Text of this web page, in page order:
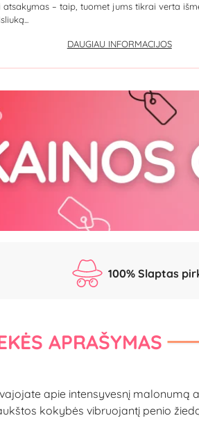
atsakymas – taip, tuomet jums tikrai verta
DAUGIAU INFORMACIJOS
100% Slaptas
APRAŠYMAS
apie intensyvesnį
kokybės vibruojantį penio